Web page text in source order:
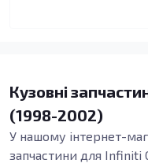
Кузовні
(1998-2002)
У нашому інтернет-
запчастини для Infiniti